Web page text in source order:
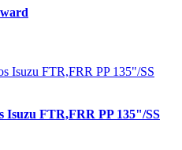
Isuzu FTR,FRR PP 135"/SS